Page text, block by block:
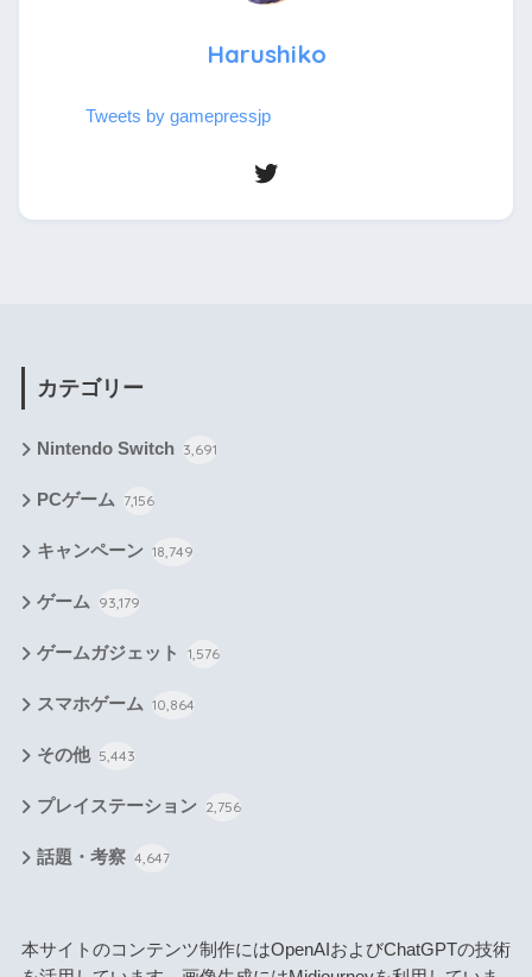
Harushiko
Tweets by gamepressjp
カテゴリー
Nintendo Switch 3,691
PCゲーム 7,156
キャンペーン 18,749
ゲーム 93,179
ゲームガジェット 1,576
スマホゲーム 10,864
その他 5,443
プレイステーション 2,756
話題・考察 4,647
本サイトのコンテンツ制作にはOpenAIおよびChatGPTの技術